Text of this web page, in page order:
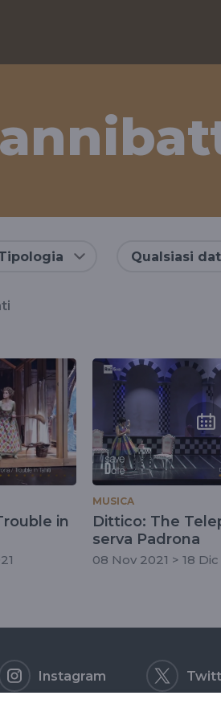
Qualsiasi
in
MUSICA
Dittico: The
serva Padrona
08 Nov 2021 > 18 Dic
Instagram